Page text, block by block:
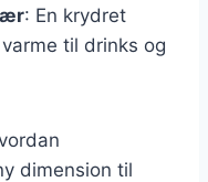
: En krydret
til drinks og
dimension til